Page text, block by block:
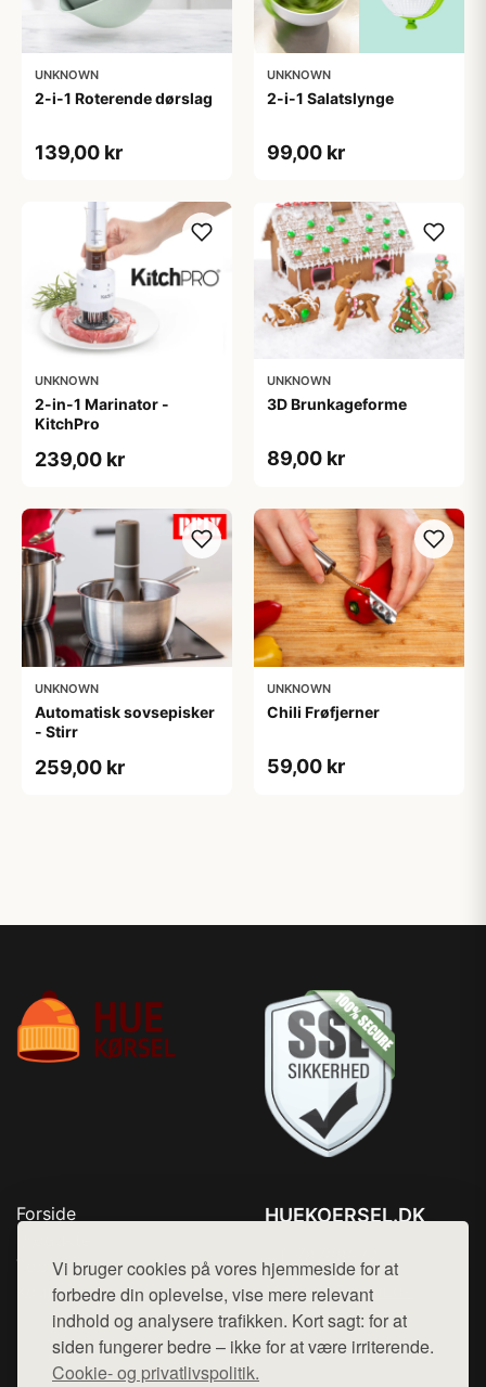
Vi bruger cookies på vores hjemmeside for at
forbedre din oplevelse, vise mere relevant
indhold og analysere trafikken. Kort sagt: for at
siden fungerer bedre – ikke for at være irriterende.
Cookie- og privatlivspolitik.
UNKNOWN
2-i-1 Roterende dørslag
139,00 kr
UNKNOWN
2-i-1 Salatslynge
99,00 kr
UNKNOWN
2-in-1 Marinator -
KitchPro
239,00 kr
UNKNOWN
3D Brunkageforme
89,00 kr
UNKNOWN
Automatisk sovsepisker
- Stirr
259,00 kr
UNKNOWN
Chili Frøfjerner
59,00 kr
Forside
Top Rabatter
Kontakt
HUEKOERSEL.DK
Mail: hej@want.dk
Cookie- og privatlivspolitik